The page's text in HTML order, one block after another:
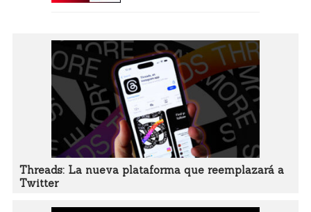
Threads: La nueva plataforma que reemplazará a
Twitter